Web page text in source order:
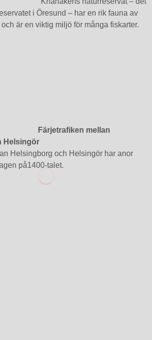
i Öresund – har en rik fauna av
är en viktig miljö för många fiskarter.
Färjetrafiken mellan
Helsingör
Helsingborg och Helsingör har anor
på1400-talet.